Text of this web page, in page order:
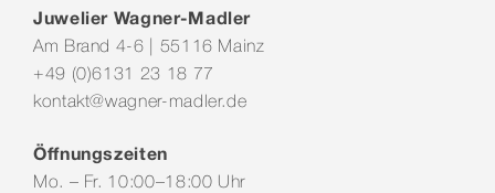
Juwelier Wagner-Madler
Am Brand 4-6 | 55116 Mainz
+49 (0)6131 23 18 77
kontakt@wagner-madler.de
Öffnungszeiten
Mo. – Fr. 10:00–18:00 Uhr